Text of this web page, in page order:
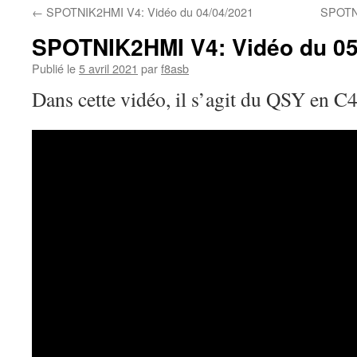
← SPOTNIK2HMI V4: Vidéo du 04/04/2021
SPOTNIK2HMI V4: Vidéo du
Publié le5 avril 2021 parf8asb
Dans cette vidéo, il s’agit du QSY en